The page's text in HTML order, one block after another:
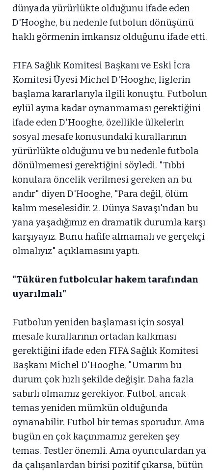
dünyada yürürlükte olduğunu ifade eden
D'Hooghe, bu nedenle futbolun dönüşünü
haklı görmenin imkansız olduğunu ifade etti.
FIFA Sağlık Komitesi Başkanı ve Eski İcra
Komitesi Üyesi Michel D'Hooghe, liglerin
başlama kararlarıyla ilgili konuştu. Futbolun
eylül ayına kadar oynanmaması gerektiğini
ifade eden D'Hooghe, özellikle ülkelerin
sosyal mesafe konusundaki kurallarının
yürürlükte olduğunu ve bu nedenle futbola
dönülmemesi gerektiğini söyledi. "Tıbbi
konulara öncelik verilmesi gereken an bu
andır" diyen D'Hooghe, "Para değil, ölüm
kalım meselesidir. 2. Dünya Savaşı'ndan bu
yana yaşadığımız en dramatik durumla karşı
karşıyayız. Bunu hafife almamalı ve gerçekçi
olmalıyız" açıklamasını yaptı.
"Tüküren futbolcular hakem tarafından
uyarılmalı"
Futbolun yeniden başlaması için sosyal
mesafe kurallarının ortadan kalkması
gerektiğini ifade eden FIFA Sağlık Komitesi
Başkanı Michel D'Hooghe, "Umarım bu
durum çok hızlı şekilde değişir. Daha fazla
sabırlı olmamız gerekiyor. Futbol, ancak
temas yeniden mümkün olduğunda
oynanabilir. Futbol bir temas sporudur. Ama
bugün en çok kaçınmamız gereken şey
temas. Testler önemli. Ama oyunculardan ya
da çalışanlardan birisi pozitif çıkarsa, bütün